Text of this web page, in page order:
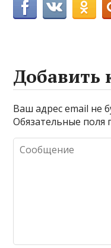
Добавить
Ваш адрес email не
Обязательные